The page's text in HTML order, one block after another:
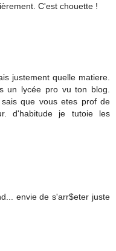
C'est chouette !
justement quelle matiere.
un lycée pro vu ton blog.
que vous etes prof de
d'habitude je tutoie les
envie de s'arr$eter juste